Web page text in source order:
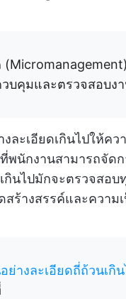
บคุมและตรวจสอบง
ละเอียดเกินไปให้ค
นักงานสามารถจัด
กินไปมักจะตรวจส
ร้างสรรค์และความ
ย่างละเอียดถี่ถ้วนเกิ